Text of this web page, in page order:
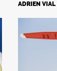
ADRIEN VIAL